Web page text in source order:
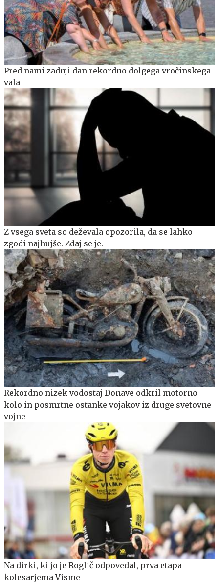
Pred nami zadnji dan rekordno dolgega vročinskega
vala
Z vsega sveta so deževala opozorila, da se lahko
zgodi najhujše. Zdaj se je.
Rekordno nizek vodostaj Donave odkril motorno
kolo in posmrtne ostanke vojakov iz druge svetovne
vojne
Na dirki, ki jo je Roglič odpovedal, prva etapa
kolesarjema Visme